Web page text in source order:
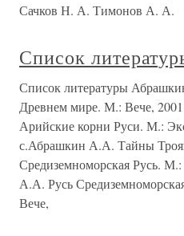
Сачков Н. А. Тимонов А. А.
Список
Список литературы
Древнем мире. М.: Вече,
Арийские корни Руси. М.:
с.Абрашкин А.А. Тайны
Средиземноморская Русь.
А.А. Русь
Вече,